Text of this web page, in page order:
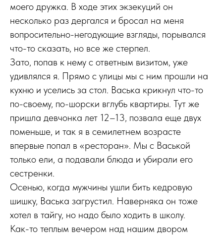
моего дружка. В ходе этих экзекуций он
несколько раз дергался и бросал на меня
вопросительно-негодующие взгляды, порывался
что-то сказать, но все же стерпел.
Зато, попав к нему с ответным визитом, уже
удивлялся я. Прямо с улицы мы с ним прошли на
кухню и уселись за стол. Васька крикнул что-то
по-своему, по-шорски вглубь квартиры. Тут же
пришла девчонка лет 12–13, позвала еще двух
поменьше, и так я в семилетнем возрасте
впервые попал в «ресторан». Мы с Васькой
только ели, а подавали блюда и убирали его
сестренки.
Осенью, когда мужчины ушли бить кедровую
шишку, Васька загрустил. Наверняка он тоже
хотел в тайгу, но надо было ходить в школу.
Как-то теплым вечером над нашим двором